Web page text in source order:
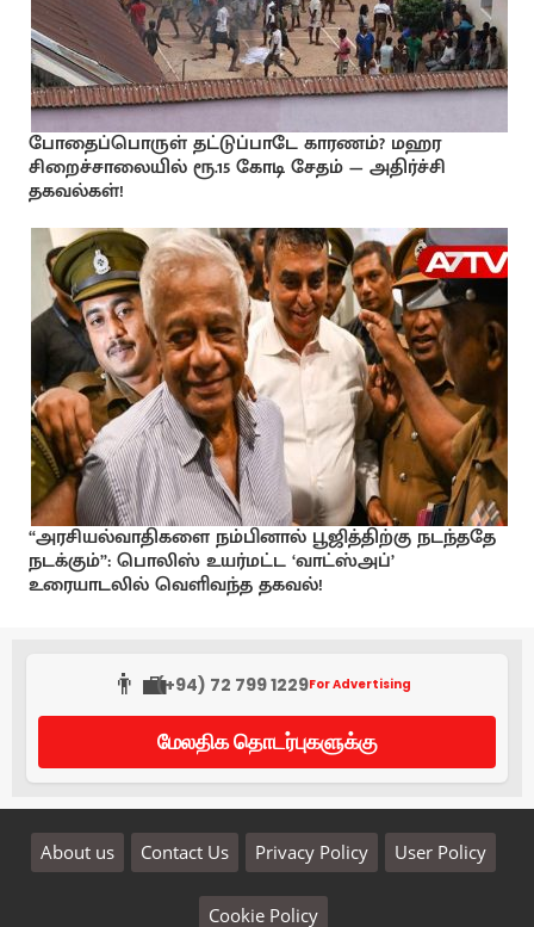
போதைப்பொருள் தட்டுப்பாடே காரணம்? மஹர
சிறைச்சாலையில் ரூ.15 கோடி சேதம் — அதிர்ச்சி
தகவல்கள்!
“அரசியல்வாதிகளை நம்பினால் பூஜித்திற்கு நடந்ததே
நடக்கும்”: பொலிஸ் உயர்மட்ட ‘வாட்ஸ்அப்’
உரையாடலில் வெளிவந்த தகவல்!
👨‍💼(+94) 72 799 1229For Advertising
மேலதிக தொடர்புகளுக்கு
About us Contact Us Privacy Policy User Policy
Cookie Policy